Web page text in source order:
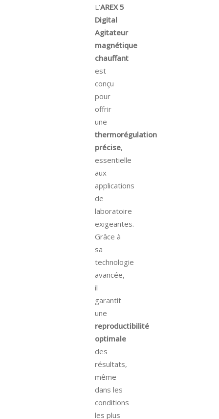
L’AREX 5
Digital
Agitateur
magnétique
chauffant
est
conçu
pour
offrir
une
thermorégulation
précise,
essentielle
aux
applications
de
laboratoire
exigeantes.
Grâce à
sa
technologie
avancée,
il
garantit
une
reproductibilité
optimale
des
résultats,
même
dans les
conditions
les plus